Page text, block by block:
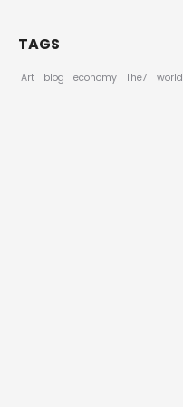
TAGS
Art blog economy The7 world